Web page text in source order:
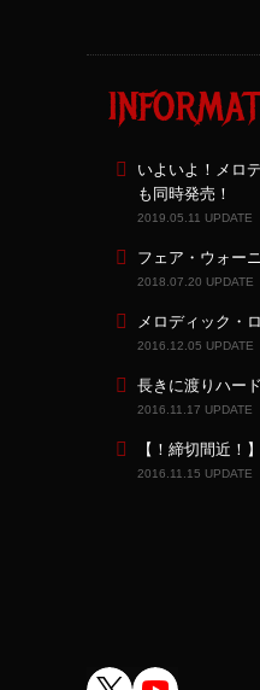
いよいよ！メロ
も同時発売！
2019.05.11 UPDATE
フェア・ウォー
2018.07.20 UPDATE
メロディック・
2016.12.05 UPDATE
長きに渡りハー
2016.11.17 UPDATE
【！締切間近！
2016.11.15 UPDATE